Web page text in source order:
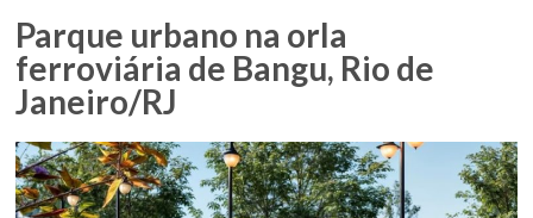
Parque urbano na orla
ferroviária de Bangu, Rio de
Janeiro/RJ